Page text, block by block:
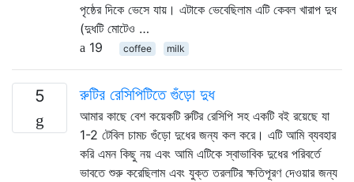
পৃষ্ঠের দিকে ভেসে যায়। এটাকে ভেবেছিলাম এটি কেবল খারাপ দুধ
(দুধটি মোটেও …
19
coffee milk
5 রুটির রেসিপিটিতে গুঁড়ো দুধ
আমার কাছে বেশ কয়েকটি রুটির রেসিপি সহ একটি বই রয়েছে যা
1-2 টেবিল চামচ গুঁড়ো দুধের জন্য কল করে। এটি আমি ব্যবহার
করি এমন কিছু নয় এবং আমি এটিকে স্বাভাবিক দুধের পরিবর্তে
ভাবতে শুরু করেছিলাম এবং যুক্ত তরলটির ক্ষতিপূরণ দেওয়ার জন্য